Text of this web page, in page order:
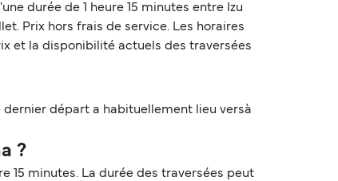
durée de 1 heure 15 minutes entre Izu
Prix hors frais de service. Les horaires
et la disponibilité actuels des traversées
dernier départ a habituellement lieu versà
?
15 minutes. La durée des traversées peut